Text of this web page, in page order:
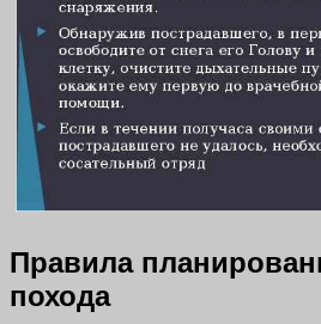
Правила
похода